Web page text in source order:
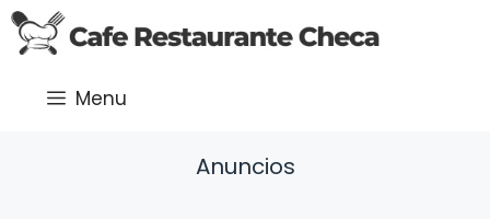
Saltar
al
Menu
Anuncios